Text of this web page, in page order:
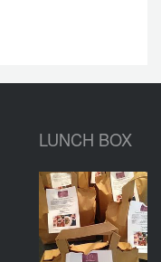
LUNCH BOX